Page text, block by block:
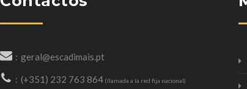
geral@escadimais.pt
(+351) 232 763 864 (llamada a la red fija nacional)